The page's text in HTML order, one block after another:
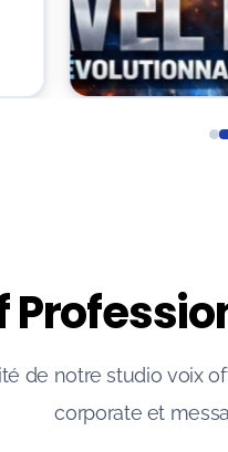
de notre studio voix
corporate et